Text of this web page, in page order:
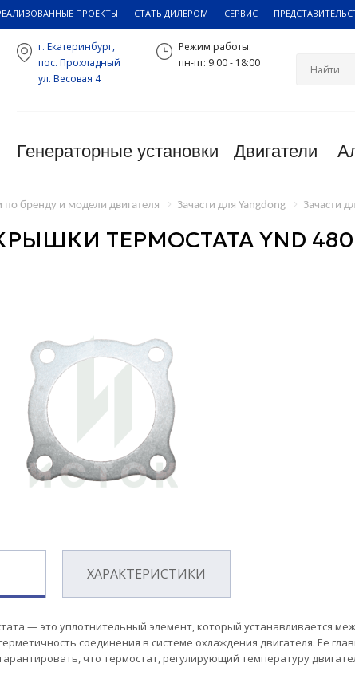
ПРОЕКТЫ СТАТЬ ДИЛЕРОМ СЕРВИС
г. Екатеринбург,
пос. Прохладный
ул. Весовая 4
Режим работы:
пн-пт: 9:00 - 18:00
Генераторные установки Двигатели
по бренду и модели двигателя Зачасти для Yangdong Зачасти
ТЕРМОСТАТА YND 480
ХАРАКТЕРИСТИКИ
— это уплотнительный элемент, который устанавливается
соединения в системе охлаждения двигателя. Ее
что термостат, регулирующий температуру